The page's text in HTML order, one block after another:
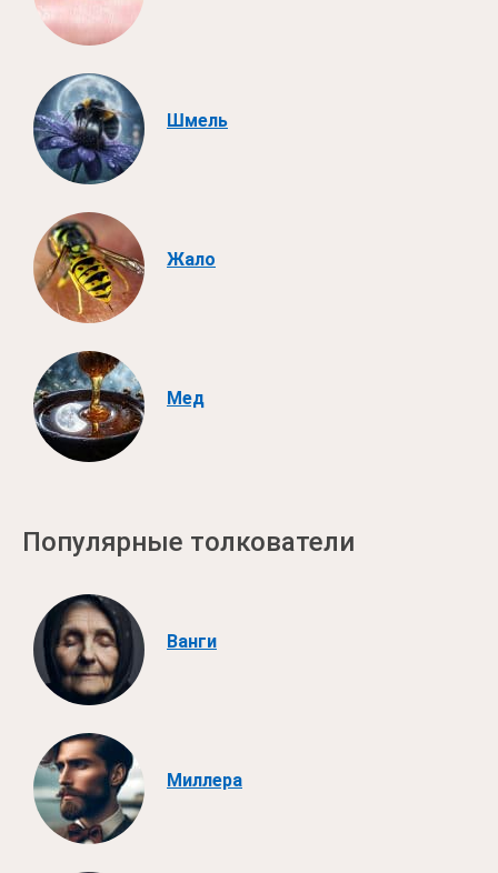
Шмель
Жало
Мед
Популярные толкователи
Ванги
Миллера